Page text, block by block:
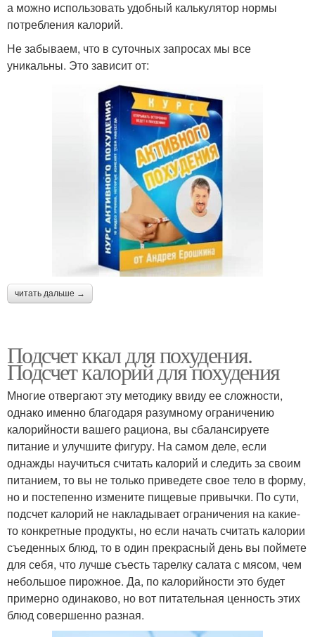
а можно использовать удобный калькулятор нормы
потребления калорий.
Не забываем, что в суточных запросах мы все
уникальны. Это зависит от:
читать дальше →
Подсчет ккал для похудения.
Подсчет калорий для похудения
Многие отвергают эту методику ввиду ее сложности,
однако именно благодаря разумному ограничению
калорийности вашего рациона, вы сбалансируете
питание и улучшите фигуру. На самом деле, если
однажды научиться считать калорий и следить за своим
питанием, то вы не только приведете свое тело в форму,
но и постепенно измените пищевые привычки. По сути,
подсчет калорий не накладывает ограничения на какие-
то конкретные продукты, но если начать считать калории
съеденных блюд, то в один прекрасный день вы поймете
для себя, что лучше съесть тарелку салата с мясом, чем
небольшое пирожное. Да, по калорийности это будет
примерно одинаково, но вот питательная ценность этих
блюд совершенно разная.